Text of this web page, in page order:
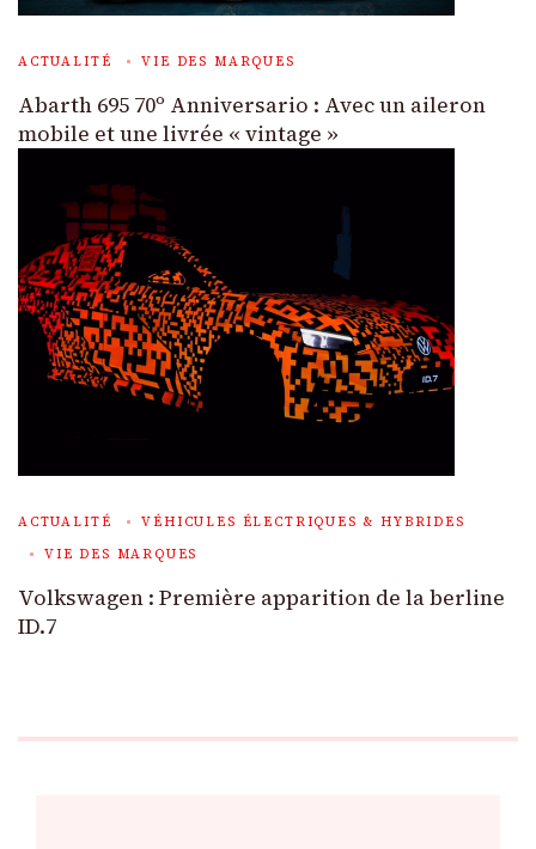
ACTUALITÉ VIE DES MARQUES
Abarth 695 70º Anniversario : Avec un aileron
mobile et une livrée « vintage »
ACTUALITÉ
VÉHICULES ÉLECTRIQUES & HYBRIDES
VIE DES MARQUES
Volkswagen : Première apparition de la berline
ID.7